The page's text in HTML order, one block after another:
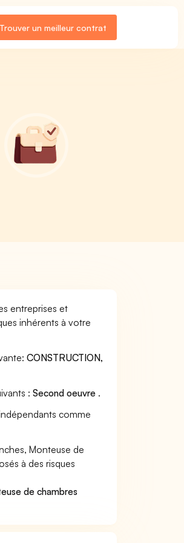
Trouver un meilleur contrat
entreprises et
inhérents à votre
CONSTRUCTION,
:Second oeuvre .
comme
Monteuse de
à des risques
de chambres